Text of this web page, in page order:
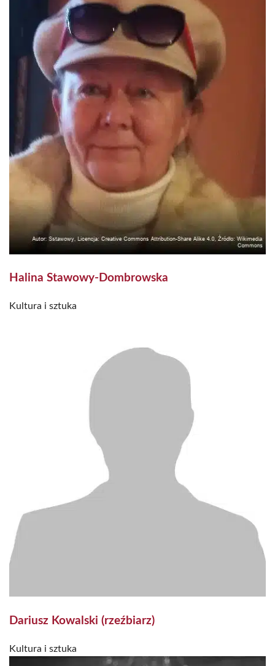
Halina Stawowy-Dombrowska
Kultura i sztuka
Dariusz Kowalski (rzeźbiarz)
Kultura i sztuka